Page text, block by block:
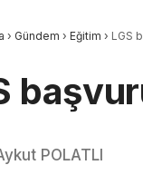
› Gündem › Eğitim › LGS
POLATLI